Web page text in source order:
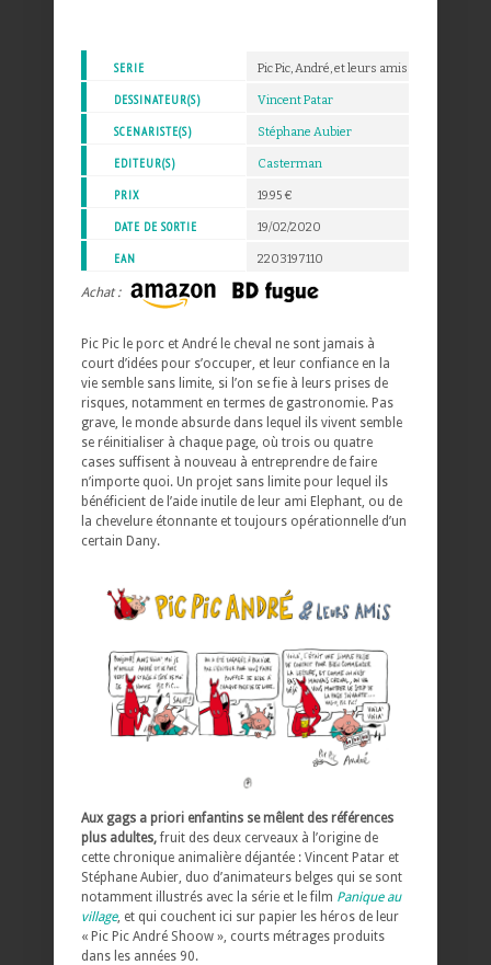
SERIE Pic Pic, André, et leurs amis
DESSINATEUR(S) Vincent Patar
SCENARISTE(S) Stéphane Aubier
EDITEUR(S) Casterman
PRIX 19.95 €
DATE DE SORTIE 19/02/2020
EAN 2203197110
Achat :
Pic Pic le porc et André le cheval ne sont jamais à
court d’idées pour s’occuper, et leur confiance en la
vie semble sans limite, si l’on se fie à leurs prises de
risques, notamment en termes de gastronomie. Pas
grave, le monde absurde dans lequel ils vivent semble
se réinitialiser à chaque page, où trois ou quatre
cases suffisent à nouveau à entreprendre de faire
n’importe quoi. Un projet sans limite pour lequel ils
bénéficient de l’aide inutile de leur ami Elephant, ou de
la chevelure étonnante et toujours opérationnelle d’un
certain Dany.
Aux gags a priori enfantins se mêlent des références
plus adultes,fruit des deux cerveaux à l’origine de
cette chronique animalière déjantée : Vincent Patar et
Stéphane Aubier, duo d’animateurs belges qui se sont
notamment illustrés avec la série et le film Panique au
village, et qui couchent ici sur papier les héros de leur
« Pic Pic André Shoow », courts métrages produits
dans les années 90.